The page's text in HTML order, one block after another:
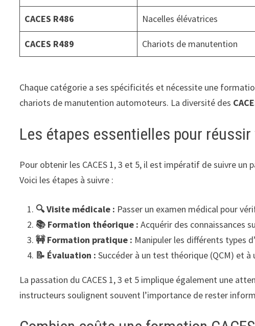
CACES R486 Nacelles élévatrices
CACES R489 Chariots de manutention
Chaque catégorie a ses spécificités et nécessite une
chariots de manutention automoteurs. La diversité des
Les étapes essentielles pour
Pour obtenir les CACES 1, 3 et 5, il est impératif de suivre
Voici les étapes à suivre :
🔍 Visite médicale : Passer un examen médical pour
📚 Formation théorique : Acquérir des connaissances
🚧 Formation pratique : Manipuler les différents types
📝 Évaluation : Succéder à un test théorique (QCM) et
La passation du CACES 1, 3 et 5 implique également une
instructeurs soulignent souvent l’importance de rester